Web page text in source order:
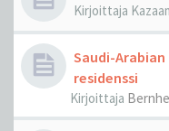
Kirjoittaja
Saudi-
residenssi
Kirjoittaja